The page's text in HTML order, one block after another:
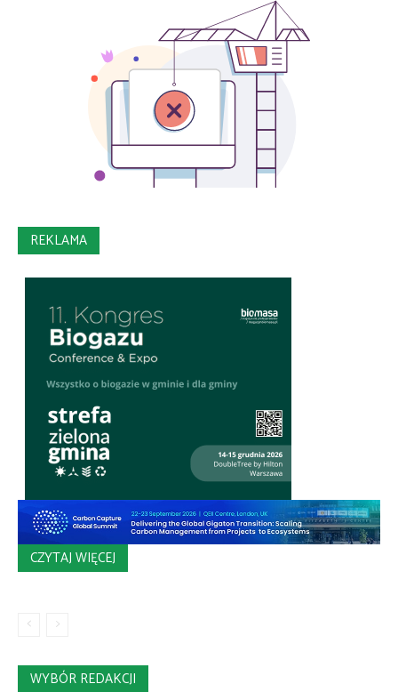
REKLAMA
CZYTAJ WIĘCEJ
WYBÓR REDAKCJI